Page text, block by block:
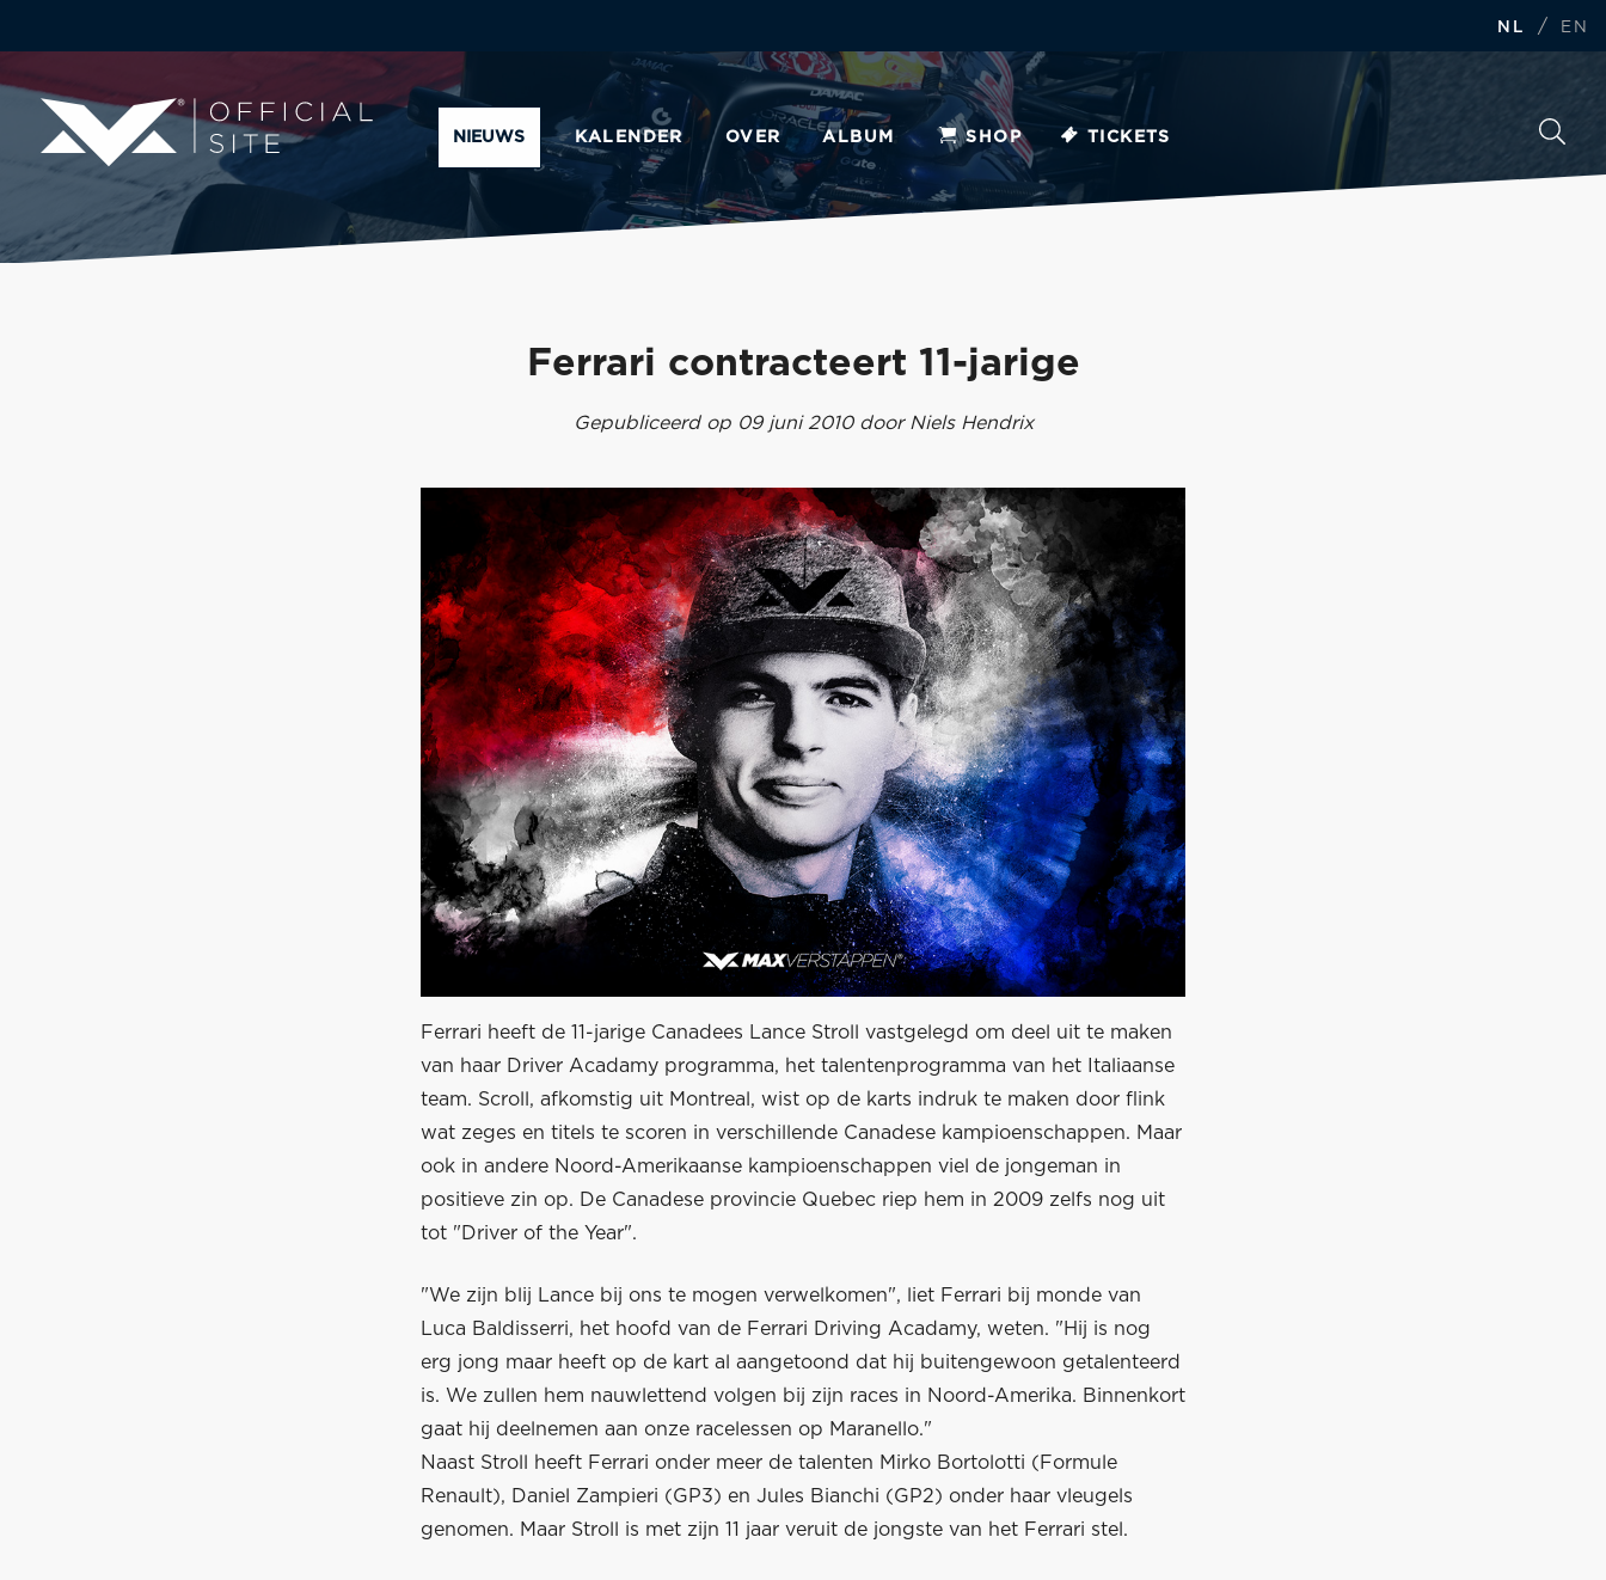
NL / EN
NIEUWS KALENDER OVER ALBUM SHOP TICKETS
Ferrari contracteert 11-jarige
Gepubliceerd op 09 juni 2010 door Niels Hendrix
Ferrari heeft de 11-jarige Canadees Lance Stroll vastgelegd om deel uit te maken
van haar Driver Acadamy programma, het talentenprogramma van het Italiaanse
team. Scroll, afkomstig uit Montreal, wist op de karts indruk te maken door flink
wat zeges en titels te scoren in verschillende Canadese kampioenschappen. Maar
ook in andere Noord-Amerikaanse kampioenschappen viel de jongeman in
positieve zin op. De Canadese provincie Quebec riep hem in 2009 zelfs nog uit
tot "Driver of the Year".
"We zijn blij Lance bij ons te mogen verwelkomen", liet Ferrari bij monde van
Luca Baldisserri, het hoofd van de Ferrari Driving Acadamy, weten. "Hij is nog
erg jong maar heeft op de kart al aangetoond dat hij buitengewoon getalenteerd
is. We zullen hem nauwlettend volgen bij zijn races in Noord-Amerika. Binnenkort
gaat hij deelnemen aan onze racelessen op Maranello."
Naast Stroll heeft Ferrari onder meer de talenten Mirko Bortolotti (Formule
Renault), Daniel Zampieri (GP3) en Jules Bianchi (GP2) onder haar vleugels
genomen. Maar Stroll is met zijn 11 jaar veruit de jongste van het Ferrari stel.